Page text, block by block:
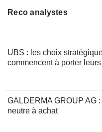
Reco analystes
UBS : les choix
commencent à porter
GALDERMA GROUP AG
neutre à achat